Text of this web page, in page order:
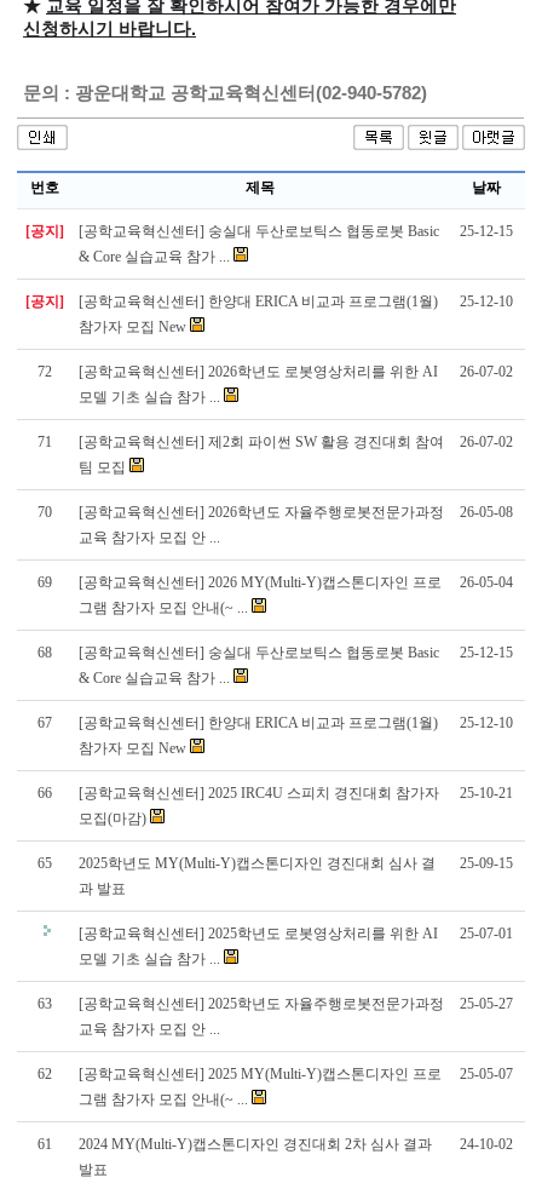
★ 교육 일정을 잘 확인하시어 참여가 가능한 경우에만
신청하시기 바랍니다.
문의 : 광운대학교 공학교육혁신센터(02-940-5782)
번호 제목 날짜
[공지]
[공학교육혁신센터] 숭실대 두산로보틱스 협동로봇 Basic
& Core 실습교육 참가 ...
25-12-15
[공지]
[공학교육혁신센터] 한양대 ERICA 비교과 프로그램(1월)
참가자 모집 New
25-12-10
72
[공학교육혁신센터] 2026학년도 로봇영상처리를 위한 AI
모델 기초 실습 참가 ...
26-07-02
71
[공학교육혁신센터] 제2회 파이썬 SW 활용 경진대회 참여
팀 모집
26-07-02
70
[공학교육혁신센터] 2026학년도 자율주행로봇전문가과정
교육 참가자 모집 안 ...
26-05-08
69
[공학교육혁신센터] 2026 MY(Multi-Y)캡스톤디자인 프로
그램 참가자 모집 안내(~ ...
26-05-04
68
[공학교육혁신센터] 숭실대 두산로보틱스 협동로봇 Basic
& Core 실습교육 참가 ...
25-12-15
67
[공학교육혁신센터] 한양대 ERICA 비교과 프로그램(1월)
참가자 모집 New
25-12-10
66
[공학교육혁신센터] 2025 IRC4U 스피치 경진대회 참가자
모집(마감)
25-10-21
65
2025학년도 MY(Multi-Y)캡스톤디자인 경진대회 심사 결
과 발표
25-09-15
[공학교육혁신센터] 2025학년도 로봇영상처리를 위한 AI
모델 기초 실습 참가 ...
25-07-01
63
[공학교육혁신센터] 2025학년도 자율주행로봇전문가과정
교육 참가자 모집 안 ...
25-05-27
62
[공학교육혁신센터] 2025 MY(Multi-Y)캡스톤디자인 프로
그램 참가자 모집 안내(~ ...
25-05-07
61
2024 MY(Multi-Y)캡스톤디자인 경진대회 2차 심사 결과
발표
24-10-02